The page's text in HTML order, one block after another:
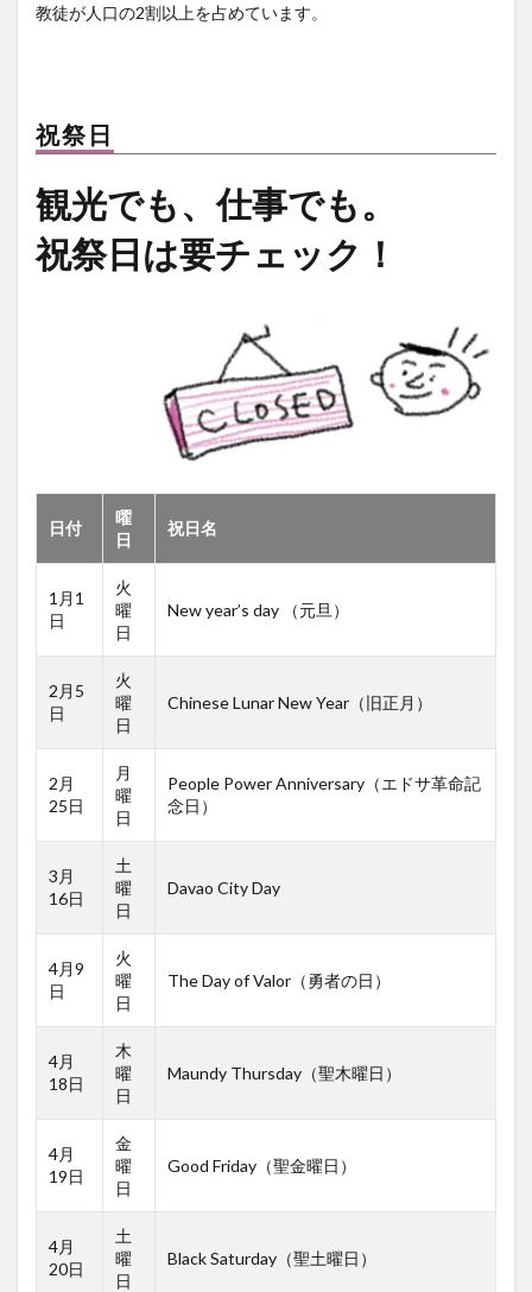
教徒が人口の2割以上を占めています。
祝祭日
観光でも、仕事でも。
祝祭日は要チェック！
日付
曜
日
祝日名
1月1
日
火
曜
日
New year’s day （元旦）
2月5
日
火
曜
日
Chinese Lunar New Year（旧正月）
2月
25日
月
曜
日
People Power Anniversary（エドサ革命記
念日）
3月
16日
土
曜
日
Davao City Day
4月9
日
火
曜
日
The Day of Valor（勇者の日）
4月
18日
木
曜
日
Maundy Thursday（聖木曜日）
4月
19日
金
曜
日
Good Friday（聖金曜日）
4月
20日
土
曜
日
Black Saturday（聖土曜日）